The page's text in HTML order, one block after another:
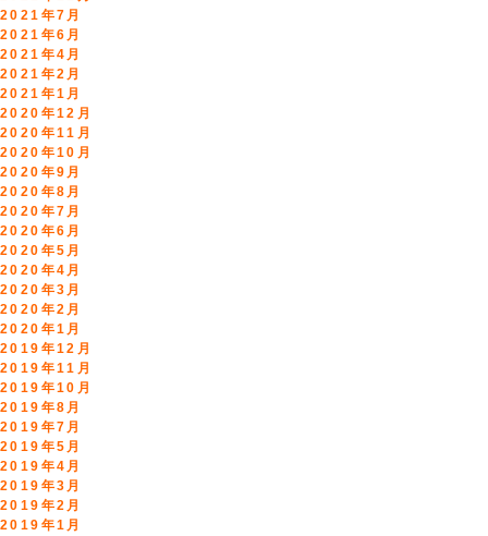
2021年7月
2021年6月
2021年4月
2021年2月
2021年1月
2020年12月
2020年11月
2020年10月
2020年9月
2020年8月
2020年7月
2020年6月
2020年5月
2020年4月
2020年3月
2020年2月
2020年1月
2019年12月
2019年11月
2019年10月
2019年8月
2019年7月
2019年5月
2019年4月
2019年3月
2019年2月
2019年1月